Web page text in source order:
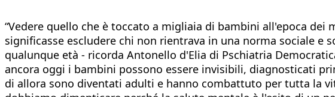
“Vedere quello che è toccato a migliaia di bambini all'epoca
significasse escludere chi non rientrava in una norma sociale
qualunque età - ricorda Antonello d'Elia di Pschiatria
ancora oggi i bambini possono essere invisibili, diagnosticati
di allora sono diventati adulti e hanno combattuto per tutta la